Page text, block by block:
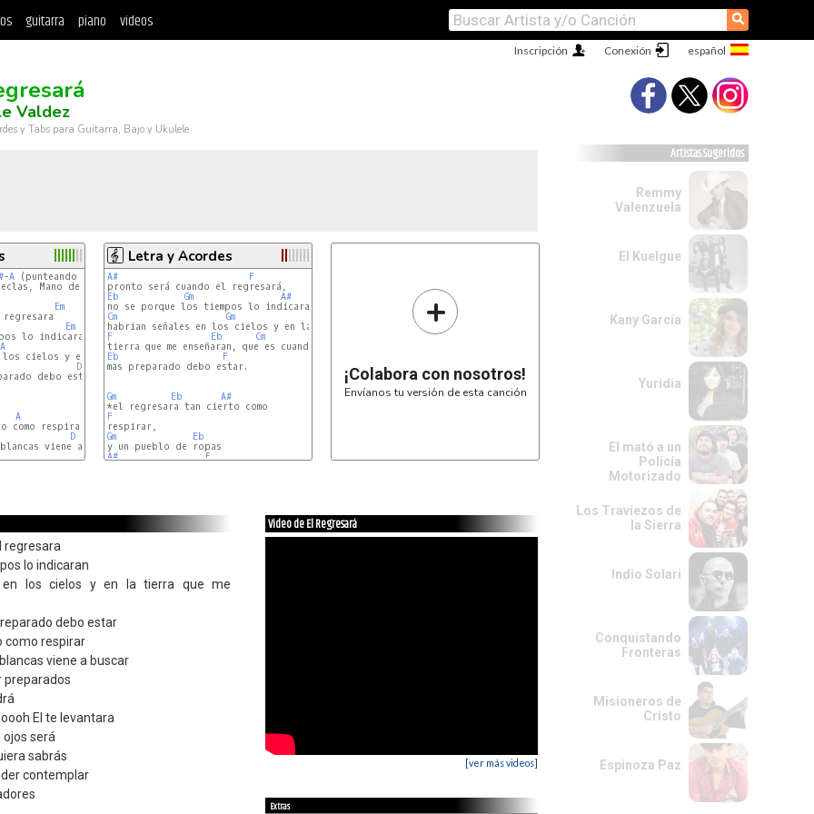
guitarra piano videos ⚲
Conexión
Inscripción
Valdez
y Tabs para Guitarra, Bajo y Ukulele
-A
Mano derecha) E (Octava en mano izquierda)
Em
Em
A
E
Em
D
Esus4 E
debo estar
A
como respirar
D
viene a buscar
Letra y Acordes
A#
F
Eb
Gm
A#
Cm
Gm
F
Eb
Cm
Eb
F
mas preparado debo estar.
Gm Eb
A#
F
Gm
Eb
A#
F
+
¡Colabora con nosotros!
Envíanos tu versión de esta canción
regresara
lo indicaran
en los cielos y en la tierra que me
debo estar
como respirar
viene a buscar
preparados
El te levantara
ojos será
sabrás
contemplar
Video de El Regresará
[ver más videos]
Extras
Artistas Sugeridos
Remmy
Valenzuela
El Kuelgue
Kany García
Yuridia
El mató a un
Policía
Motorizado
Los Traviezos de
la Sierra
Indio Solari
Conquistando
Fronteras
Misioneros de
Cristo
Espinoza Paz